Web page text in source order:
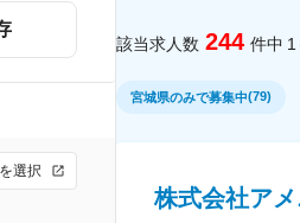
選択
該当求人数 244 件中
宮城県のみで募集中(79)
株式会社アメ